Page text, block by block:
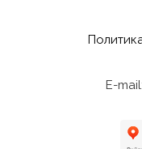
E-mail: